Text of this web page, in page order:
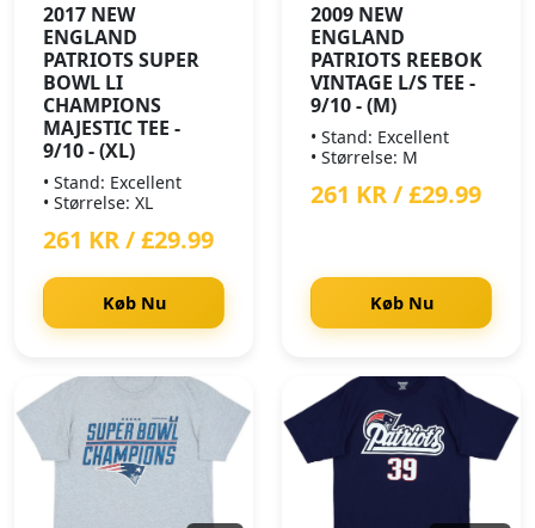
2017 NEW
ENGLAND
PATRIOTS SUPER
BOWL LI
CHAMPIONS
MAJESTIC TEE -
9/10 - (XL)
• Stand: Excellent
• Størrelse: XL
261 KR / £29.99
Køb Nu
2009 NEW
ENGLAND
PATRIOTS REEBOK
VINTAGE L/S TEE -
9/10 - (M)
• Stand: Excellent
• Størrelse: M
261 KR / £29.99
Køb Nu